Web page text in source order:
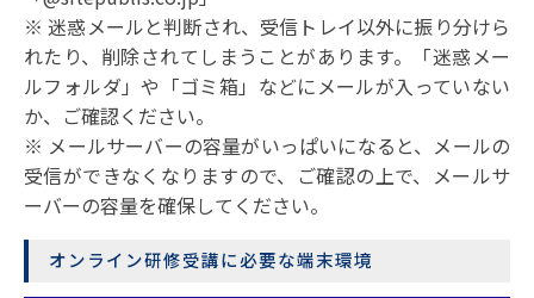
※ 迷惑メールと判断され、受信トレイ以外に振り分けら
れたり、削除されてしまうことがあります。「迷惑メー
ルフォルダ」や「ゴミ箱」などにメールが入っていない
か、ご確認ください。
※ メールサーバーの容量がいっぱいになると、メールの
受信ができなくなりますので、ご確認の上で、メールサ
ーバーの容量を確保してください。
オンライン研修受講に必要な端末環境